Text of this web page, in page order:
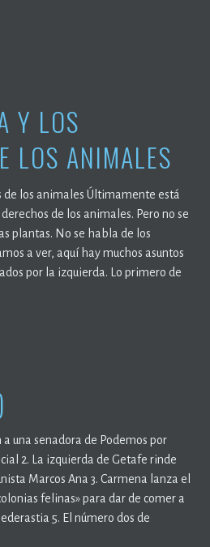
Y LOS
LOS ANIMALES
de los animales Últimamente está
de los animales. Pero no se
plantas. No se habla de los
a ver, aquí hay muchos asuntos
por la izquierda. Lo primero de
a una senadora de Podemos por
2. La izquierda de Getafe rinde
Marcos Ana 3. Carmena lanza el
felinas» para dar de comer a
5. El número dos de